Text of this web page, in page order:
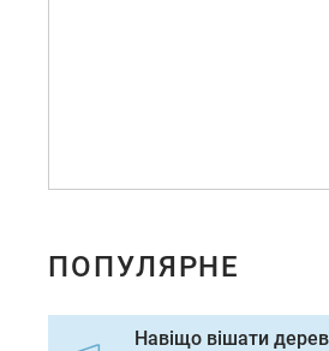
ПОПУЛЯРНЕ
Навіщо вішати